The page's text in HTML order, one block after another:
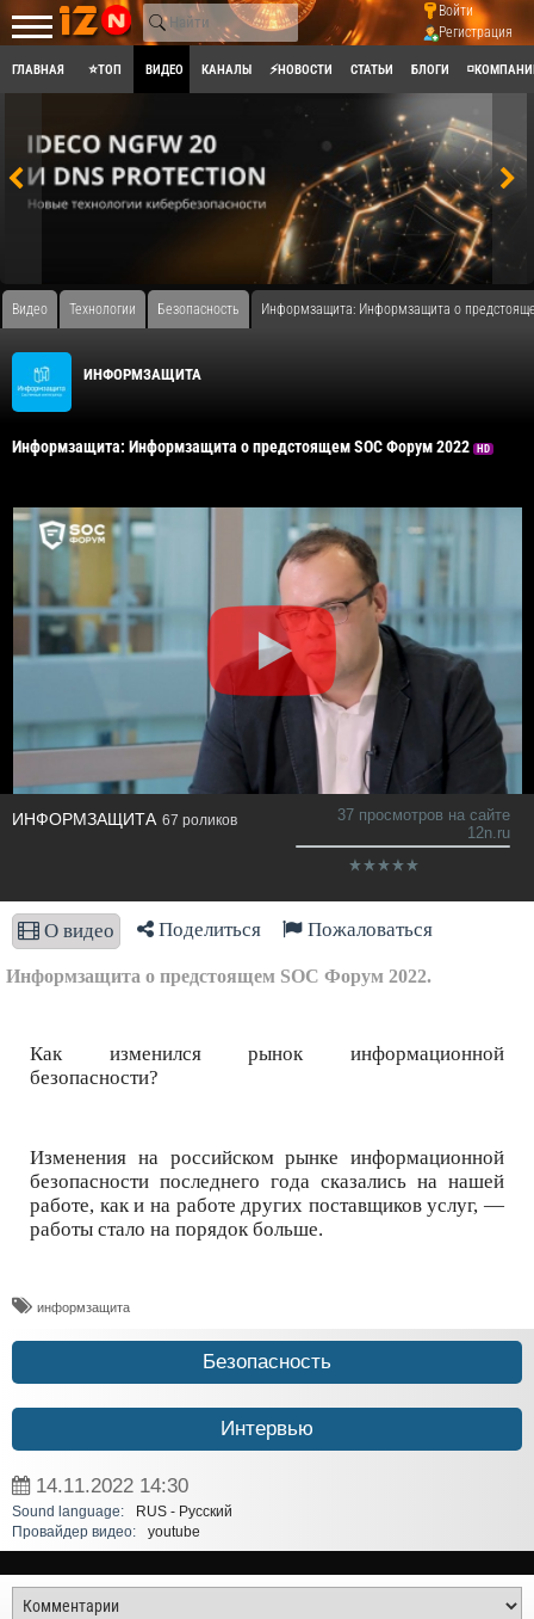
Войти
Регистрация
ГЛАВНАЯ ⭐ТОП ВИДЕО КАНАЛЫ ⚡НОВОСТИ СТАТЬИ БЛОГИ
Видео Технологии Безопасность Информзащита: Информзащита о
ИНФОРМЗАЩИТА
Информзащита: Информзащита о предстоящем SOC Форум 2022 HD
ИНФОРМЗАЩИТА 67 роликов
37 просмотров на сайте
12n.ru
О видео Поделиться Пожаловаться
Информзащита о предстоящем SOC Форум 2022.
Как изменился рынок информационной
безопасности?
Изменения на российском рынке информационной
безопасности последнего года сказались на нашей
работе, как и на работе других поставщиков услуг, —
работы стало на порядок больше.
информзащита
Безопасность
Интервью
14.11.2022 14:30
Sound language:
RUS - Русский
Провайдер видео:
youtube